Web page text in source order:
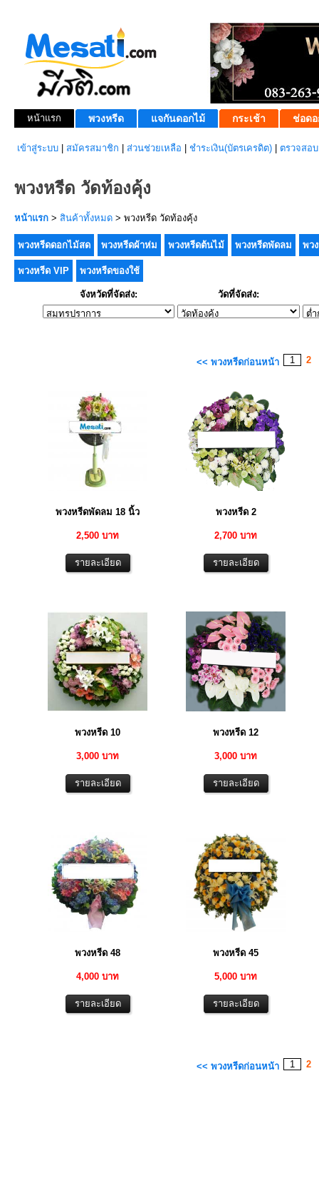
หน้าแรก พวงหรีด แจกันดอกไม้ กระเช้า ช่อดอ
เข้าสู่ระบบ สมัครสมาชิก ส่วนช่วยเหลือ ชำระเงิน(บัตรเครดิต) ตรวจสอ
พวงหรีด วัดท้องคุ้ง
หน้าแรก > สินค้าทั้งหมด > พวงหรีด วัดท้องคุ้ง
พวงหรีดดอกไม้สด พวงหรีดผ้าห่ม พวงหรีดต้นไม้ พวงหรีดพัดลม พว
พวงหรีด VIP พวงหรีดของใช้
จังหวัดที่จัดส่ง: วัดที่จัดส่ง:
<< พวงหรีดก่อนหน้า 1 2
พวงหรีดพัดลม 18 นิ้ว
2,500 บาท
พวงหรีด 2
2,700 บาท
พวงหรีด 10
3,000 บาท
พวงหรีด 12
3,000 บาท
พวงหรีด 48
4,000 บาท
พวงหรีด 45
5,000 บาท
<< พวงหรีดก่อนหน้า 1 2